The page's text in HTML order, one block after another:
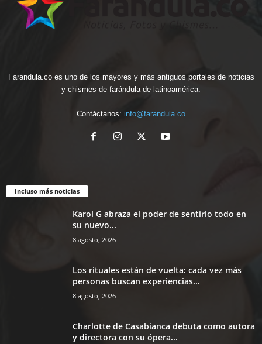
Farandula.co es uno de los mayores y más antiguos portales de noticias
y chismes de farándula de latinoamérica.
Contáctanos: info@farandula.co
Incluso más noticias
Karol G abraza el poder de sentirlo todo en
su nuevo...
8 agosto, 2026
Los rituales están de vuelta: cada vez más
personas buscan experiencias...
8 agosto, 2026
Charlotte de Casabianca debuta como autora
y directora con su ópera...